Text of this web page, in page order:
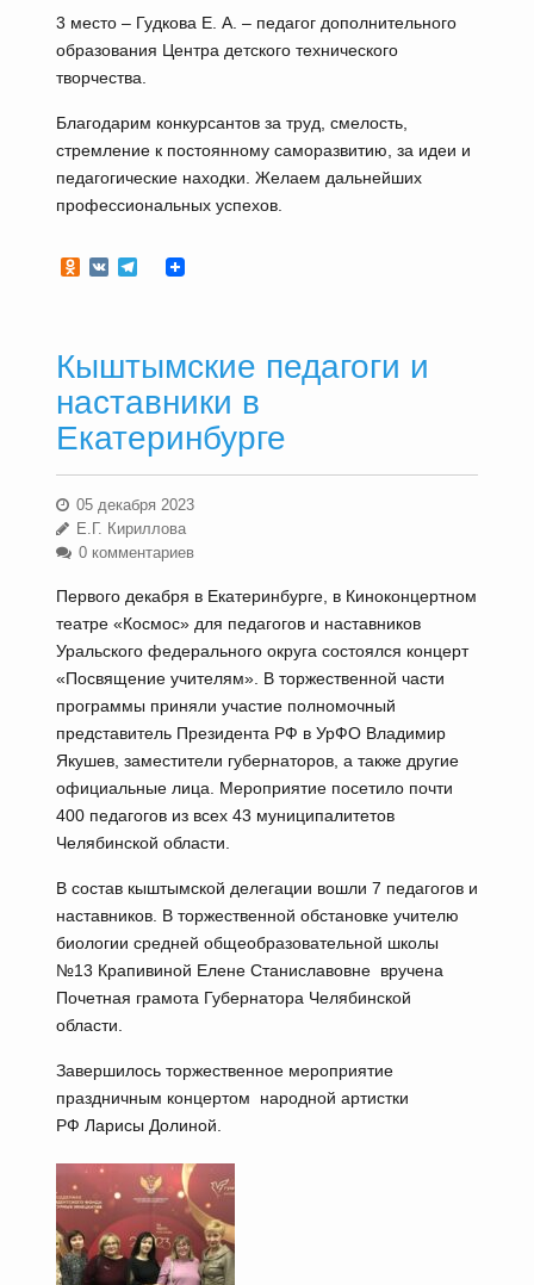
3 место – Гудкова Е. А. – педагог дополнительного
образования Центра детского технического
творчества.
Благодарим конкурсантов за труд, смелость,
стремление к постоянному саморазвитию, за идеи и
педагогические находки. Желаем дальнейших
профессиональных успехов.
Odnoklassniki
VKTelegram
Кыштымские педагоги и
наставники в
Екатеринбурге
05 декабря 2023
Е.Г. Кириллова
0 комментариев
Первого декабря в Екатеринбурге, в Киноконцертном
театре «Космос» для педагогов и наставников
Уральского федерального округа состоялся концерт
«Посвящение учителям». В торжественной части
программы приняли участие полномочный
представитель Президента РФ в УрФО Владимир
Якушев, заместители губернаторов, а также другие
официальные лица. Мероприятие посетило почти
400 педагогов из всех 43 муниципалитетов
Челябинской области.
В состав кыштымской делегации вошли 7 педагогов и
наставников. В торжественной обстановке учителю
биологии средней общеобразовательной школы
№13 Крапивиной Елене Станиславовне вручена
Почетная грамота Губернатора Челябинской
области.
Завершилось торжественное мероприятие
праздничным концертом народной артистки
РФ Ларисы Долиной.